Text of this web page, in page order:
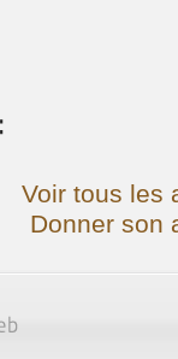
Voir tous les
Donner son